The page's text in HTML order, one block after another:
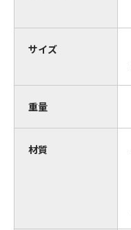
サイズ
重量
材質